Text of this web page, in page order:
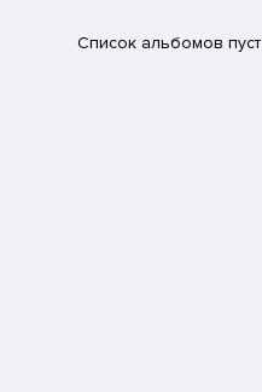
Список альбомов пуст